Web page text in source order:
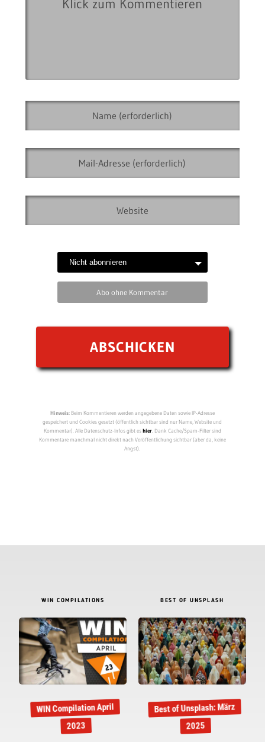
Abo ohne Kommentar
Hinweis:Beim Kommentieren werden angegebene Daten sowie IP-Adresse
gespeichert und Cookies gesetzt (öffentlich sichtbar sind nur Name, Website und
Kommentar). Alle Datenschutz-Infos gibt eshier. Dank Cache/Spam-Filter sind
Kommentare manchmal nicht direkt nach Veröffentlichung sichtbar (aber da, keine
Angst).
WIN COMPILATIONS
WIN Compilation April
2023
BEST OF UNSPLASH
Best of Unsplash: März
2025